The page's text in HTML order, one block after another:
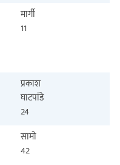
मार्गी
11
प्रकाश
घाटपांडे
24
सामो
42